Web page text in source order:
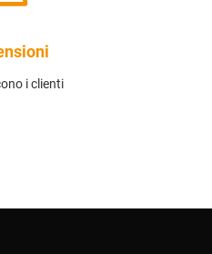
i clienti